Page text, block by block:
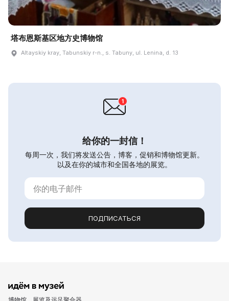
塔布恩斯基区地方史博物馆
Altayskiy kray, Tabunskiy r-n., s. Tabuny, ul. Lenina, d. 13
给你的一封信！
每周一次，我们将发送公告，博客，促销和博物馆更新。
以及在你的城市和全国各地的展览。
ПОДПИСАТЬСЯ